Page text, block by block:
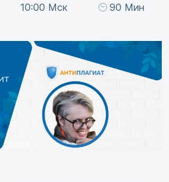
10:00 Мск 90 Мин